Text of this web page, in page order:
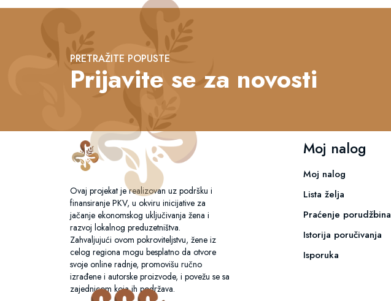
PRETRAŽITE POPUSTE
Prijavite se za novosti
Ovaj projekat je realizovan uz podršku i
finansiranje PKV, u okviru inicijative za
jačanje ekonomskog uključivanja žena i
razvoj lokalnog preduzetništva.
Zahvaljujući ovom pokroviteljstvu, žene iz
celog regiona mogu besplatno da otvore
svoje online radnje, promovišu ručno
izrađene i autorske proizvode, i povežu se sa
zajednicom koja ih podržava.
Moj nalog
Moj nalog
Lista želja
Praćenje porudžbina
Istorija poručivanja
Isporuka